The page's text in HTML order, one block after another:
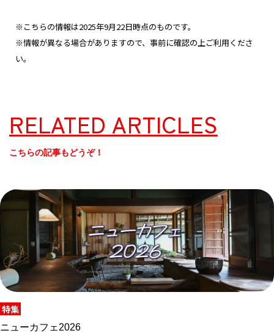
※こちらの情報は2025年9月22日時点のものです。
※情報が異なる場合がありますので、事前に確認の上ご利用くださ
い。
RELATED ARTICLES
こちらの記事もどうぞ！
特集
ニューカフェ2026